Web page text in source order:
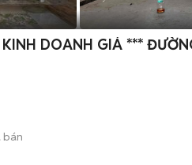
KINH DOANH GIÁ ***
bán